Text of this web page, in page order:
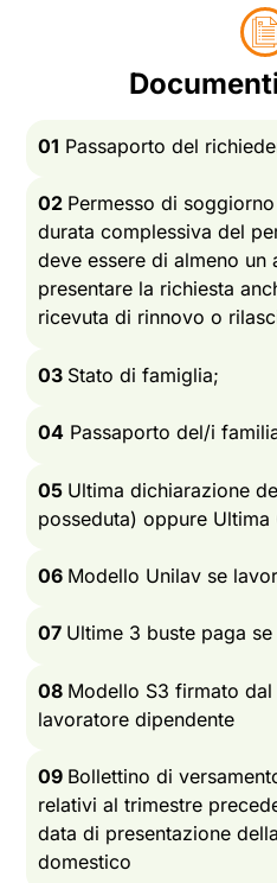
01 Passaporto del
02 Permesso di
durata complessiva del
deve essere di almeno un
presentare la richiesta
ricevuta di rinnovo o
03 Stato di famiglia;
04 Passaporto del/i
05 Ultima dichiarazione
posseduta) oppure Ultima
06 Modello Unilav se
07 Ultime 3 buste paga
08 Modello S3 firmato
lavoratore dipendente
09 Bollettino di
relativi al trimestre
data di presentazione
domestico